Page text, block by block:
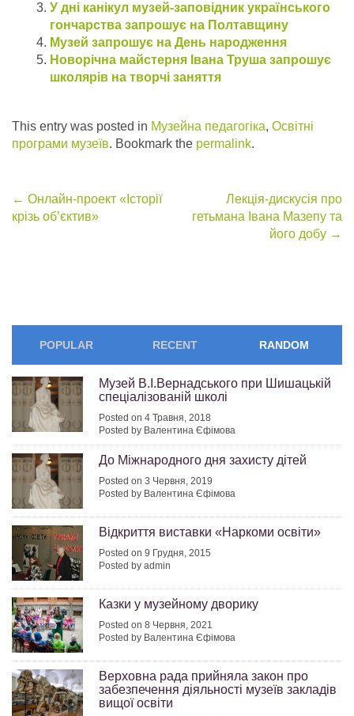
У дні канікул музей-заповідник українського
гончарства запрошує на Полтавщину
Музей запрошує на День народження
Новорічна майстерня Івана Труша запрошує
школярів на творчі заняття
This entry was posted in Музейна педагогіка, Освітні
програми музеїв. Bookmark the permalink.
Post
← Онлайн-проект «Історії
крізь об’єктив»
Лекція-дискусія про
гетьмана Івана Мазепу та
його добу →
POPULAR RECENT RANDOM
Музей В.І.Вернадського при Шишацькій
спеціалізованій школі
Posted on 4 Травня, 2018
Posted by Валентина Єфімова
До Міжнародного дня захисту дітей
Posted on 3 Червня, 2019
Posted by Валентина Єфімова
Відкриття виставки «Наркоми освіти»
Posted on 9 Грудня, 2015
Posted by admin
Казки у музейному дворику
Posted on 8 Червня, 2021
Posted by Валентина Єфімова
Верховна рада прийняла закон про
забезпечення діяльності музеїв закладів
вищої освіти